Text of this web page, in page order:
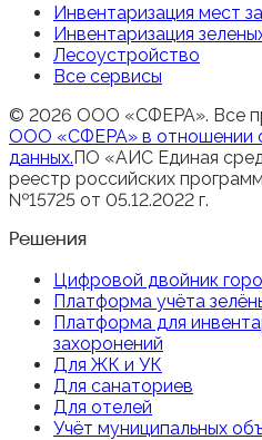
Инвентаризация мест
Инвентаризация
Лесоустройство
Все сервисы
© 2026 ООО «СФЕРА». Все
ООО «СФЕРА» в отношении
данных.ПО «АИС Единая
реестр российских
№15725 от 05.12.2022 г.
Решения
Цифровой двойник
Платформа учёта
Платформа для
захоронений
Для ЖК и УК
Для санаториев
Для отелей
Учёт муниципальных